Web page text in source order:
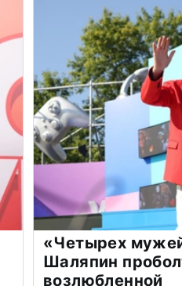
«Четырех
Шаляпин
возлюбленной